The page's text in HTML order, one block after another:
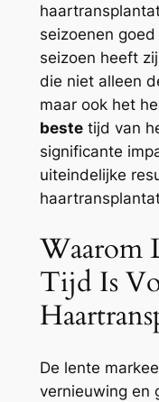
seizoenen
seizoen heeft
die niet alleen
maar ook het
bestetijd van
significante
uiteindelijke
Waarom
Tijd Is
De lente
vernieuwing en